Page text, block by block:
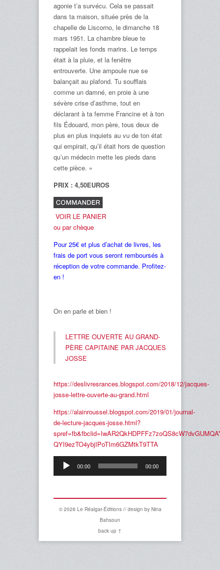
agonie t’a survécu. Cela se passait
dans ta maison, située près de la
chapelle de Liscorno, le dimanche 18
mars 1951. La chambre bleue te
rappelait les fonds marins. Le temps
était à la pluie, et la fenêtre
entrouverte. Une ampoule nue se
balançait au plafond. Tu soufflais
comme un damné, en proie à une
sévère crise d’asthme, tout en
déclarant à ta femme Francine et à ton
fils Édouard, mon père, tous deux de
plus en plus inquiets au vu de ton état
qui empirait, qu’il était hors de question
qu’un médecin mette les pieds dans
cette pièce. »
PRIX : 4,50EUROS
VOIR LE PANIER
ou par chèque
Pour 25€ et plus d’achat de livres, les
frais de port vous seront remboursés à
réception de votre commande. Profitez-
en !
On en parle et bien !
LETTRE OUVERTE AU GRAND-
PÈRE CAPITAINE PAR JACQUES
JOSSE
https://deslivresrances.blogspot.com/2018/12/jacques-
josse-lettre-ouverte-au-grand.html
https://alainroussel.blogspot.com/2019/01/journal-
de-lecture-jacques-josse.html?
QYI9ezTO4ybjIPoTIm6GZMtkT9TTA
Lecteur
audio
00:00 00:00
© 2026 Le Réalgar-Éditions // design by Nina
Bahsoun
back up ↑